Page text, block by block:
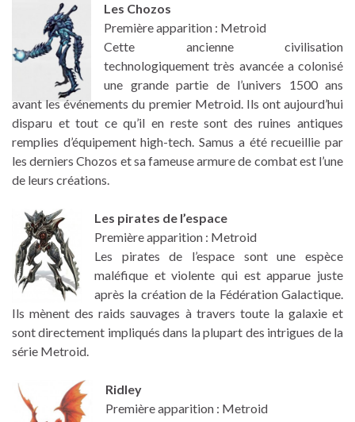
Les Chozos
Première apparition : Metroid
Cette ancienne civilisation
technologiquement très avancée a colonisé
une grande partie de l’univers 1500 ans
avant les événements du premier Metroid. Ils ont aujourd’hui
disparu et tout ce qu’il en reste sont des ruines antiques
remplies d’équipement high-tech. Samus a été recueillie par
les derniers Chozos et sa fameuse armure de combat est l’une
de leurs créations.
Les pirates de l’espace
Première apparition : Metroid
Les pirates de l’espace sont une espèce
maléfique et violente qui est apparue juste
après la création de la Fédération Galactique.
Ils mènent des raids sauvages à travers toute la galaxie et
sont directement impliqués dans la plupart des intrigues de la
série Metroid.
Ridley
Première apparition : Metroid